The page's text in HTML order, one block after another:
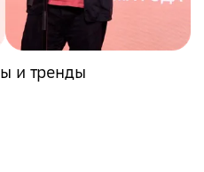
и тренды